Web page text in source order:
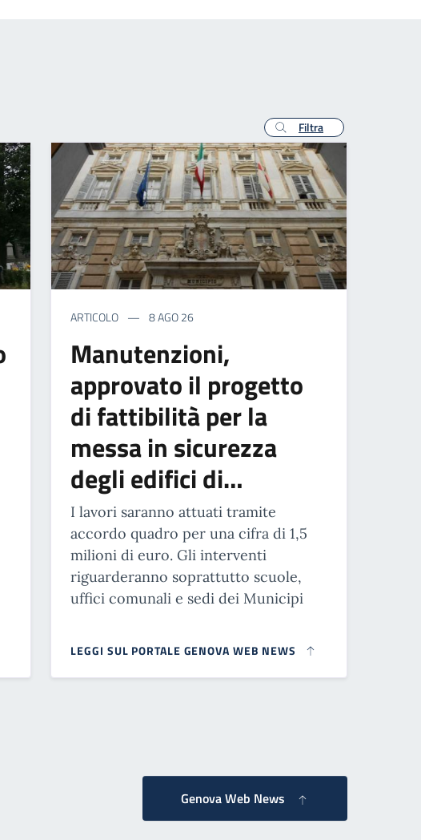
Filtra
ARTICOLO 8 AGO 26
Manutenzioni,
approvato il progetto
di fattibilità per la
messa in sicurezza
degli edifici di…
I lavori saranno attuati tramite
accordo quadro per una cifra di 1,5
milioni di euro. Gli interventi
riguarderanno soprattutto scuole,
uffici comunali e sedi dei Municipi
LEGGI SUL PORTALE GENOVA WEB NEWS
successiva
Genova Web News